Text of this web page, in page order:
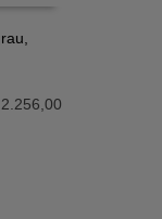
2.256,00